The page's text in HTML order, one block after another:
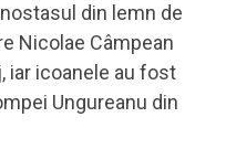
din lemn de
Nicolae Câmpean
iar icoanele au fost
Ungureanu din